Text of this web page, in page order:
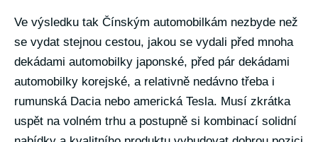
Ve výsledku tak Čínským automobilkám nezbyde než
se vydat stejnou cestou, jakou se vydali před mnoha
dekádami automobilky japonské, před pár dekádami
automobilky korejské, a relativně nedávno třeba i
rumunská Dacia nebo americká Tesla. Musí zkrátka
uspět na volném trhu a postupně si kombinací solidní